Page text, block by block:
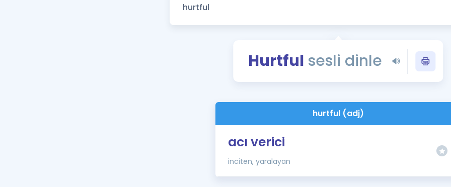
YDS - YÖKDİL
İngilizce Gramer
Hurtful sesli dinle
hurtful (adj)
acı verici
inciten, yaralayan